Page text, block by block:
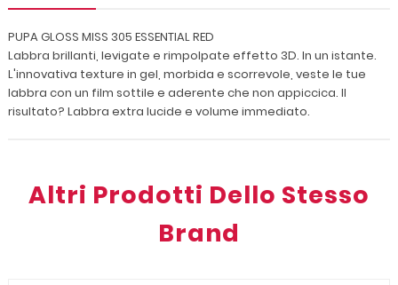
PUPA GLOSS MISS 305 ESSENTIAL RED
Labbra brillanti, levigate e rimpolpate effetto 3D. In un istante.
L'innovativa texture in gel, morbida e scorrevole, veste le tue
labbra con un film sottile e aderente che non appiccica. Il
risultato? Labbra extra lucide e volume immediato.
Altri Prodotti Dello Stesso
Brand